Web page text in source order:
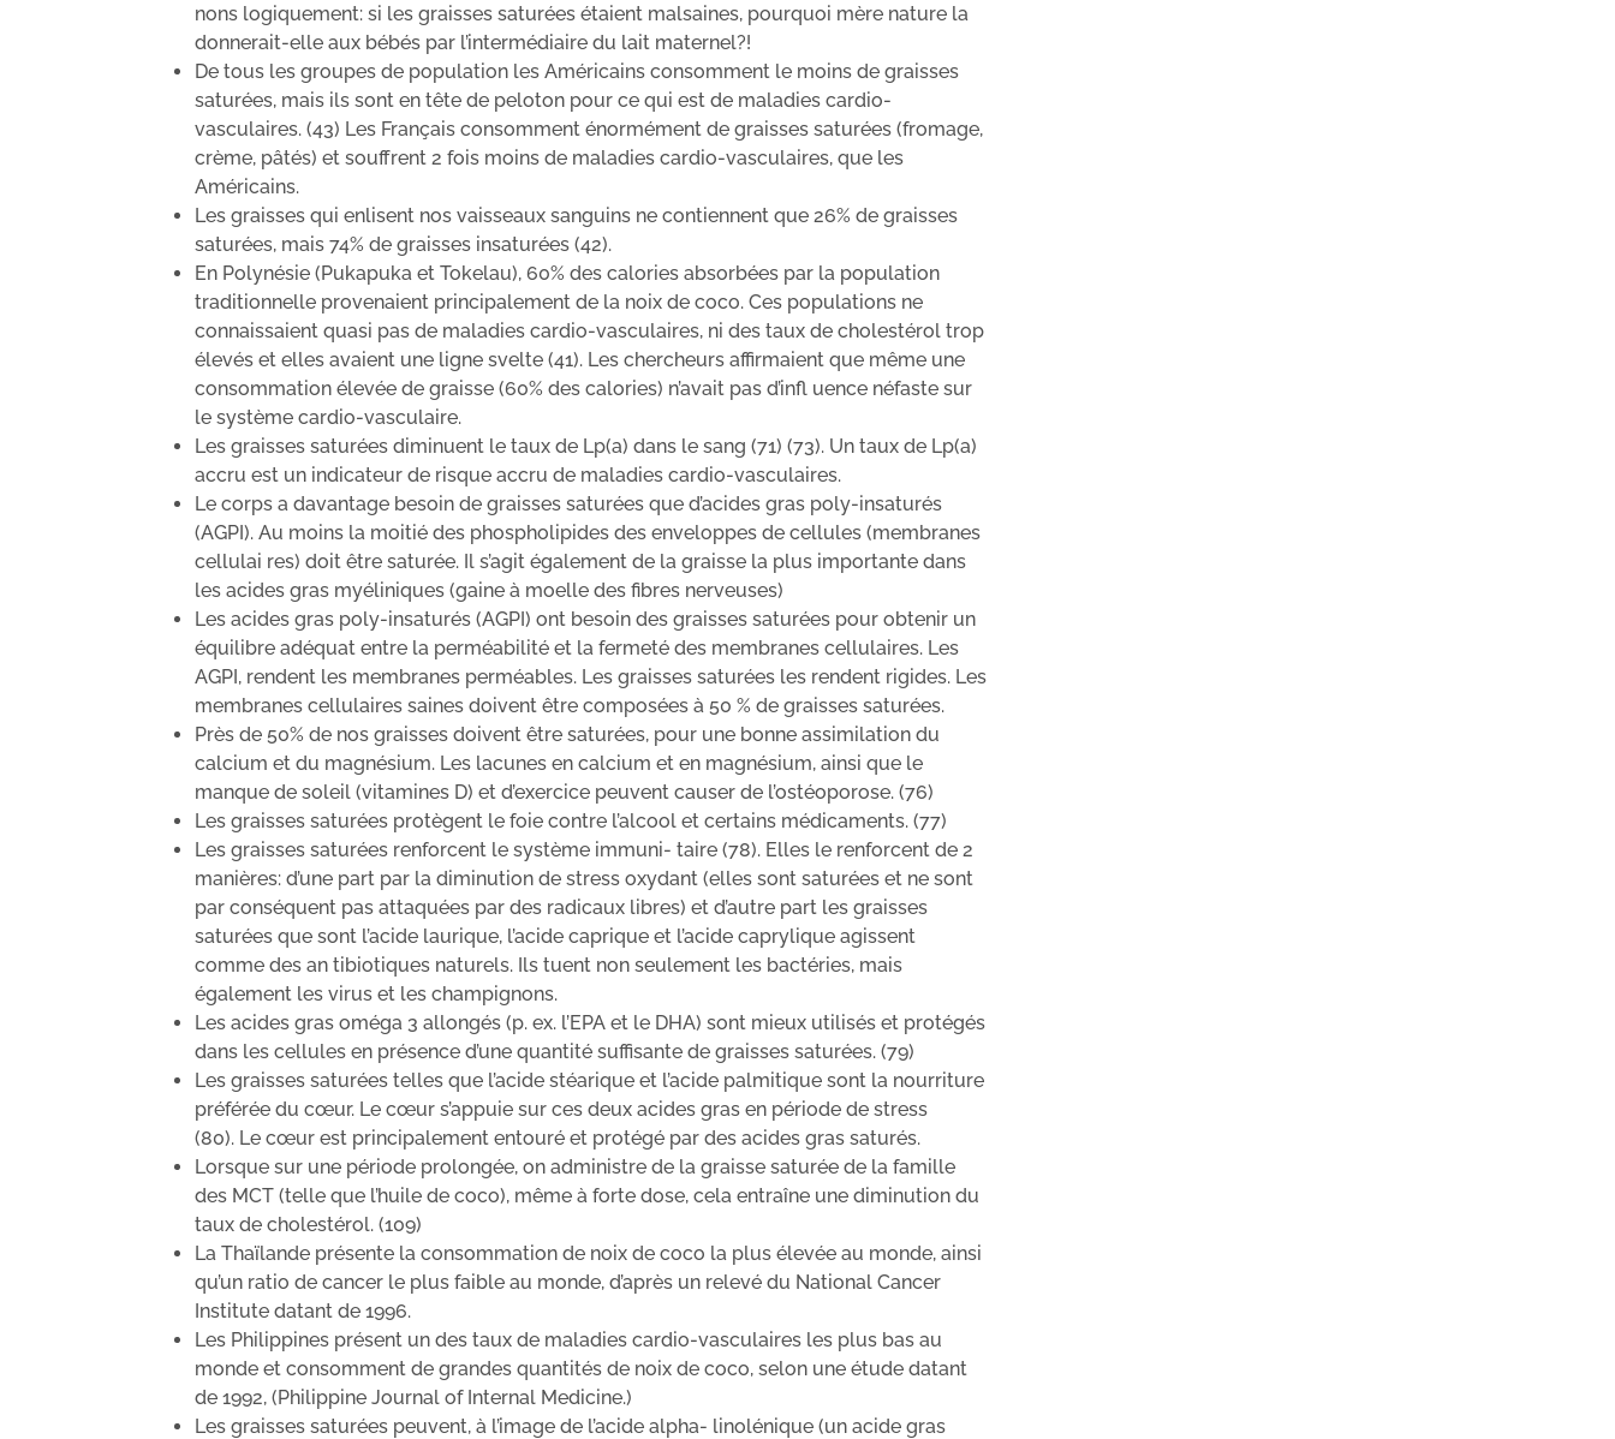
nons logiquement: si les graisses saturées étaient malsaines, pourquoi mère nature la
donnerait-elle aux bébés par l’intermédiaire du lait maternel?!
De tous les groupes de population les Américains consomment le moins de graisses
saturées, mais ils sont en tête de peloton pour ce qui est de maladies cardio-
vasculaires. (43) Les Français consomment énormément de graisses saturées (fromage,
crème, pâtés) et souffrent 2 fois moins de maladies cardio-vasculaires, que les
Américains.
Les graisses qui enlisent nos vaisseaux sanguins ne contiennent que 26% de graisses
saturées, mais 74% de graisses insaturées (42).
En Polynésie (Pukapuka et Tokelau), 60% des calories absorbées par la population
traditionnelle provenaient principalement de la noix de coco. Ces populations ne
connaissaient quasi pas de maladies cardio-vasculaires, ni des taux de cholestérol trop
élevés et elles avaient une ligne svelte (41). Les chercheurs affirmaient que même une
consommation élevée de graisse (60% des calories) n’avait pas d’infl uence néfaste sur
le système cardio-vasculaire.
Les graisses saturées diminuent le taux de Lp(a) dans le sang (71) (73). Un taux de Lp(a)
accru est un indicateur de risque accru de maladies cardio-vasculaires.
Le corps a davantage besoin de graisses saturées que d’acides gras poly-insaturés
(AGPI). Au moins la moitié des phospholipides des enveloppes de cellules (membranes
cellulai res) doit être saturée. Il s’agit également de la graisse la plus importante dans
les acides gras myéliniques (gaine à moelle des fibres nerveuses)
Les acides gras poly-insaturés (AGPI) ont besoin des graisses saturées pour obtenir un
équilibre adéquat entre la perméabilité et la fermeté des membranes cellulaires. Les
AGPI, rendent les membranes perméables. Les graisses saturées les rendent rigides. Les
membranes cellulaires saines doivent être composées à 50 % de graisses saturées.
Près de 50% de nos graisses doivent être saturées, pour une bonne assimilation du
calcium et du magnésium. Les lacunes en calcium et en magnésium, ainsi que le
manque de soleil (vitamines D) et d’exercice peuvent causer de l’ostéoporose. (76)
Les graisses saturées protègent le foie contre l’alcool et certains médicaments. (77)
Les graisses saturées renforcent le système immuni- taire (78). Elles le renforcent de 2
manières: d’une part par la diminution de stress oxydant (elles sont saturées et ne sont
par conséquent pas attaquées par des radicaux libres) et d’autre part les graisses
saturées que sont l’acide laurique, l’acide caprique et l’acide caprylique agissent
comme des an tibiotiques naturels. Ils tuent non seulement les bactéries, mais
également les virus et les champignons.
Les acides gras oméga 3 allongés (p. ex. l’EPA et le DHA) sont mieux utilisés et protégés
dans les cellules en présence d’une quantité suffisante de graisses saturées. (79)
Les graisses saturées telles que l’acide stéarique et l’acide palmitique sont la nourriture
préférée du cœur. Le cœur s’appuie sur ces deux acides gras en période de stress
(80). Le cœur est principalement entouré et protégé par des acides gras saturés.
Lorsque sur une période prolongée, on administre de la graisse saturée de la famille
des MCT (telle que l’huile de coco), même à forte dose, cela entraîne une diminution du
taux de cholestérol. (109)
La Thaïlande présente la consommation de noix de coco la plus élevée au monde, ainsi
qu’un ratio de cancer le plus faible au monde, d’après un relevé du National Cancer
Institute datant de 1996.
Les Philippines présent un des taux de maladies cardio-vasculaires les plus bas au
monde et consomment de grandes quantités de noix de coco, selon une étude datant
de 1992, (Philippine Journal of Internal Medicine.)
Les graisses saturées peuvent, à l’image de l’acide alpha- linolénique (un acide gras